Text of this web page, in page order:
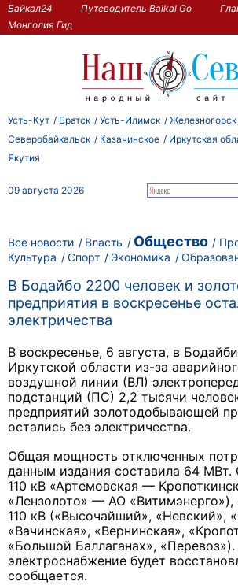
Байкал24 Путеводитель Baikal Go
Монголия Гид
Усть-Кут Братск Усть-Илимск Железногорск
Северобайкальск Казачинское Иркутская
Якутия
09 августа 2026
Все новости Власть Общество
Культура
Спорт Экономика
В Бодайбо 2200 человек и
предприятия в воскресенье
электричества
В воскресенье, 6 августа, в
Иркутской области из-за
воздушной линии (ВЛ)
подстанций (ПС) 2,2 тысячи
предприятий золотодобывающей
остались без электричества.
Общая мощность отключенных
данным издания составила 64 МВт.
110 кВ «Артемовская —
«Лензолото» — АО
110 кВ («Высочайший», «Невский»,
«Вачинская», «Вернинская»,
«Большой Баллаганах»,
электроснабжение будет
сообщается.